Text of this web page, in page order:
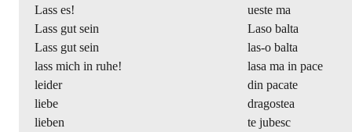
Lass es!
ueste ma
Lass gut sein
Laso balta
Lass gut sein
las-o balta
lass mich in ruhe!
lasa ma in pace
leider
din pacate
liebe
dragostea
lieben
te jubesc